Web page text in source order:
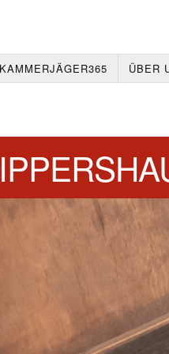
KAMMERJÄGER365 ÜBER